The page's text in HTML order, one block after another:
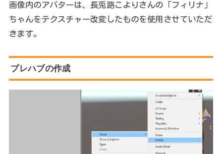
画像内のアバターは、長兎路こよりさんの「フィリナ」
ちゃんをテクスチャー改変したものを使用させていただ
きます。
プレハブの作成